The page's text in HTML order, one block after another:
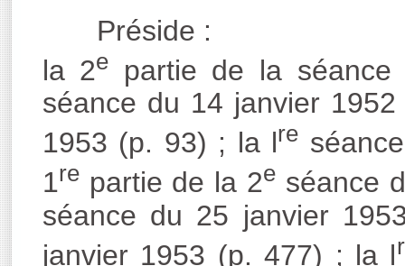
Préside :
la 2e
partie de la
séance du 14 janvier
1953 (p. 93) ; la lre
1repartie de la 2e séance
séance du 25 janvier
janvier 1953 (p. 477) ; la l